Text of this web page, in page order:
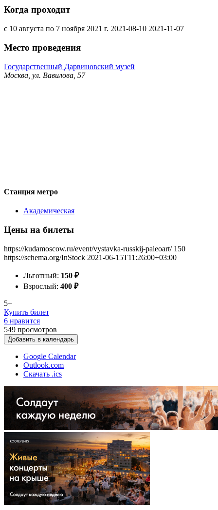
Когда проходит
с 10 августа по 7 ноября 2021 г. 2021-08-10 2021-11-07
Место проведения
Государственный Дарвиновский музей
Москва, ул. Вавилова, 57
Станция метро
Академическая
Цены на билеты
https://kudamoscow.ru/event/vystavka-russkij-paleoart/ 150
https://schema.org/InStock 2021-06-15T11:26:00+03:00
Льготный: 150 ₽
Взрослый: 400 ₽
5+
Купить билет
6 нравится
549 просмотров
Добавить в календарь
Google Calendar
Outlook.com
Скачать .ics